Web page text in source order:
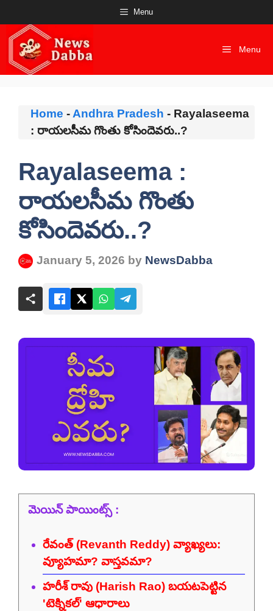
to
content
Menu
Menu
Home - Andhra Pradesh - Rayalaseema
: రాయలసీమ గొంతు కోసిందెవరు..?
Rayalaseema :
రాయలసీమ గొంతు
కోసిందెవరు..?
January 5, 2026 by NewsDabba
మెయిన్ పాయింట్స్ :
రేవంత్ (Revanth Reddy) వ్యాఖ్యలు:
వ్యూహమా? వాస్తవమా?
హరీశ్ రావు (Harish Rao) బయటపెట్టిన
'టెక్నికల్' ఆధారాలు